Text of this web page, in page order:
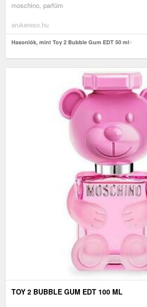
moschino, parfüm
arukereso.hu
Hasonlók, mint Toy 2 Bubble Gum EDT 50 ml
TOY 2 BUBBLE GUM EDT 100 ML